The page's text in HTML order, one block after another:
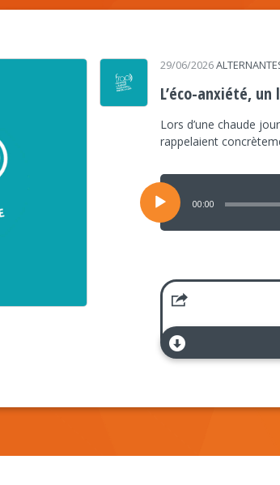
29/06/2026
L’éco-anxiété, un
Lors d’une chaude
rappelaient
Lecteur
audio
00:00